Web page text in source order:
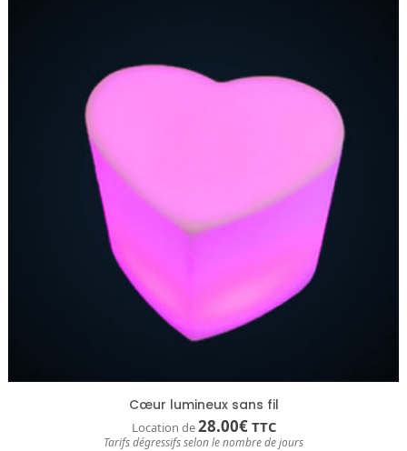
Cœur lumineux sans fil
Location de28.00€ TTC
Tarifs dégressifs selon le nombre de jours